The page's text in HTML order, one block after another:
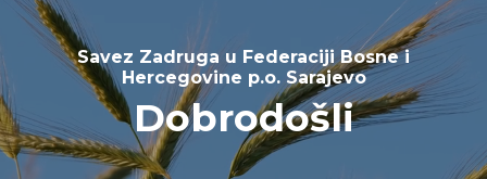
Savez Zadruga u Federaciji Bosne i
Hercegovine p.o. Sarajevo
Dobrodošli